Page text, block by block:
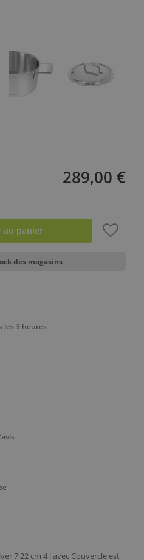
7 22 cm 4 l avec Couvercle est
289,00 €
au panier
des magasins
les 3 heures